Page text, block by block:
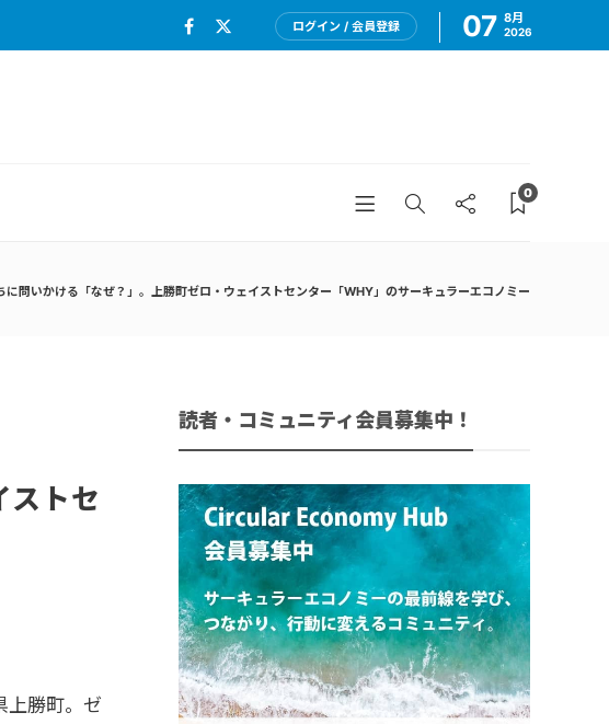
ログイン / 会員登録 07 8月
2026
0
に問いかける「なぜ？」。上勝町ゼロ・ウェイストセンター「WHY」のサーキュラーエコノミー
ストセ
上勝町。ゼ
読者・コミュニティ会員募集中！